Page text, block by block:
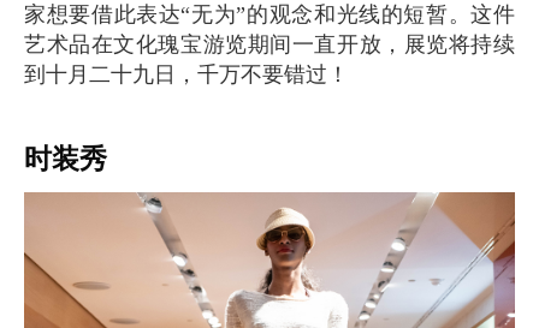
家想要借此表达“无为”的观念和光线的短暂。这件
艺术品在文化瑰宝游览期间一直开放，展览将持续
到十月二十九日，千万不要错过！
时装秀